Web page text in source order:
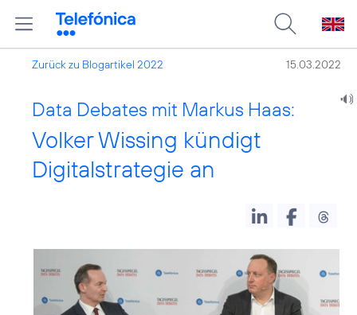
Zurück zu Blogartikel 2022 15.03.2022
Data Debates mit Markus Haas:
Volker Wissing kündigt
Digitalstrategie an